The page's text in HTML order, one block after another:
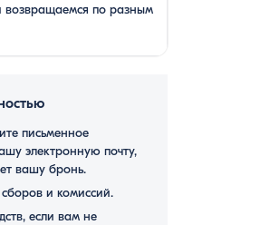
возвращаемся по разным
письменное
электронную почту,
вашу бронь.
и комиссий.
если вам не